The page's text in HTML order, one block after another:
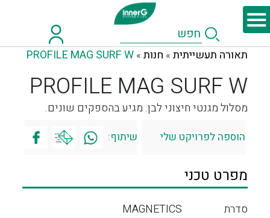
תאורה תעשייתית » חנות »
PROFILE MAG SURF W
PROFILE MAG SURF W
מסלול מגנטי חיצוני לבן. מגיע בהספקים שונים.
הוספה לפרויקט שלי שיתוף:
מפרט טכני
סדרת
MAGNETICS